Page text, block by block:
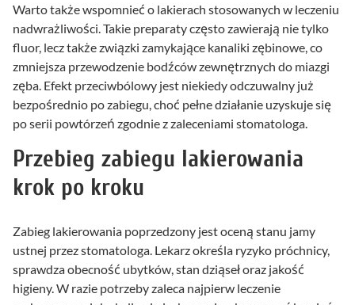
Warto także wspomnieć o lakierach stosowanych w leczeniu
nadwrażliwości. Takie preparaty często zawierają nie tylko
fluor, lecz także związki zamykające kanaliki zębinowe, co
zmniejsza przewodzenie bodźców zewnętrznych do miazgi
zęba. Efekt przeciwbólowy jest niekiedy odczuwalny już
bezpośrednio po zabiegu, choć pełne działanie uzyskuje się
po serii powtórzeń zgodnie z zaleceniami stomatologa.
Przebieg zabiegu lakierowania
krok po kroku
Zabieg lakierowania poprzedzony jest oceną stanu jamy
ustnej przez stomatologa. Lekarz określa ryzyko próchnicy,
sprawdza obecność ubytków, stan dziąseł oraz jakość
higieny. W razie potrzeby zaleca najpierw leczenie